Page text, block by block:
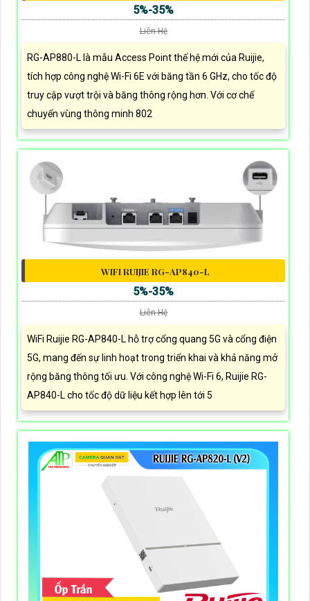
5%-35%
Liên Hệ
RG-AP880-L là mẫu Access Point thế hệ mới của Ruijie,
tích hợp công nghệ Wi-Fi 6E với băng tần 6 GHz, cho tốc độ
truy cập vượt trội và băng thông rộng hơn. Với cơ chế
chuyển vùng thông minh 802
WIFI RUIJIE RG-AP840-L
5%-35%
Liên Hệ
WiFi Ruijie RG-AP840-L hỗ trợ cổng quang 5G và cổng điện
5G, mang đến sự linh hoạt trong triển khai và khả năng mở
rộng băng thông tối ưu. Với công nghệ Wi-Fi 6, Ruijie RG-
AP840-L cho tốc độ dữ liệu kết hợp lên tới 5